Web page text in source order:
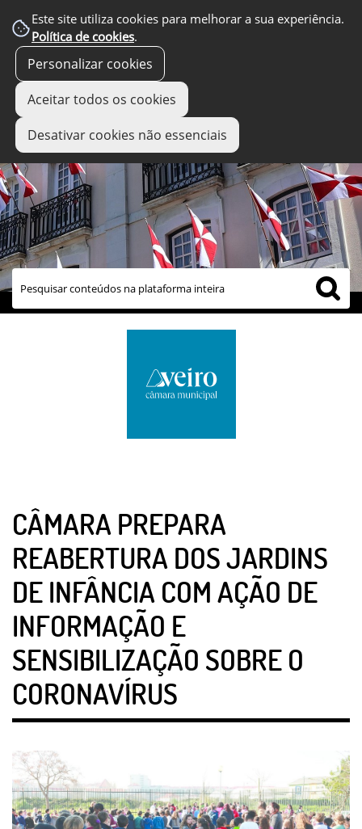
Este site utiliza cookies para melhorar a sua experiência.
Política de cookies.
Personalizar cookies
Aceitar todos os cookies
Desativar cookies não essenciais
links úteis
CÂMARA PREPARA
REABERTURA DOS JARDINS
DE INFÂNCIA COM AÇÃO DE
INFORMAÇÃO E
SENSIBILIZAÇÃO SOBRE O
CORONAVÍRUS